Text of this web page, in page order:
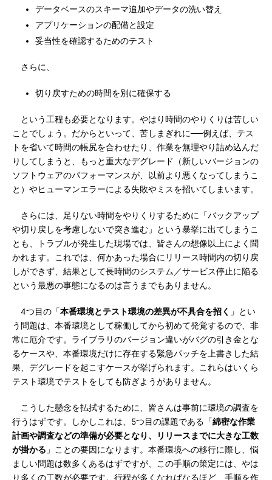
データベースのスキーマ追加やデータの洗い替え
アプリケーションの配備と設定
妥当性を確認するためのテスト
さらに、
切り戻すための時間を別に確保する
という工程も必要となります。やはり時間のやりくりは苦しい
ことでしょう。だからといって、苦しまぎれに──例えば、テス
トを省いて時間の帳尻を合わせたり、作業を無理やり詰め込んだ
りしてしまうと、もっと重大なデグレード（新しいバージョンの
ソフトウェアのパフォーマンスが、以前より悪くなってしまうこ
と）やヒューマンエラーによる失敗やミスを招いてしまいます。
さらには、足りない時間をやりくりするために「バックアップ
や切り戻しを考慮しないで突き進む」という暴挙に出てしまうこ
とも、トラブルが発生した現場では、皆さんの想像以上によく聞
かれます。これでは、何かあった場合にリリース時間内の切り戻
しができず、結果として長時間のシステム／サービス停止に陥る
という最悪の事態になるのは言うまでもありません。
4つ目の「本番環境とテスト環境の差異が不具合を招く 」とい
う問題は、本番環境として稼働してから初めて発覚するので、非
常に厄介です。ライブラリのバージョン違いがバグの引き金とな
るケースや、本番環境だけに存在する緊急パッチを上書きした結
果、デグレードを起こすケースが挙げられます。これらはいくら
テスト環境でテストをしても防ぎようがありません。
こうした懸念を払拭するために、皆さんは事前に環境の調査を
行うはずです。しかしこれは、5つ目の課題である「綿密な作業
計画や調査などの準備が必要となり、リリースまでに大きな工数
が掛かる 」ことの要因になります。本番環境への移行に際し、悩
ましい問題は数多くあるはずですが、この手順の策定には、やは
り多くの工数が必要です。行程が多くなればなるほど、手順を作